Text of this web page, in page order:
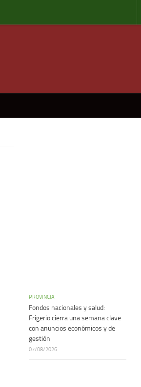
PROVINCIA
Fondos nacionales y salud:
Frigerio cierra una semana clave
con anuncios económicos y de
gestión
07/08/2026